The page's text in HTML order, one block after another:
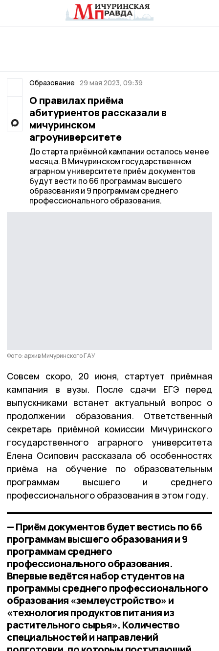
Образование 29 мая 2023, 09:39
О правилах приёма
абитуриентов рассказали в
мичуринском
агроуниверситете
До старта приёмной кампании осталось менее
месяца. В Мичуринском государственном
аграрном университете приём документов
будут вести по 66 программам высшего
образования и 9 программам среднего
профессионального образования.
Фото: архив Мичуринского ГАУ
Совсем скоро, 20 июня, стартует приёмная
кампания в вузы. После сдачи ЕГЭ перед
выпускниками встанет актуальный вопрос о
продолжении образования. Ответственный
секретарь приёмной комиссии Мичуринского
государственного аграрного университета
Елена Осипович рассказала об особенностях
приёма на обучение по образовательным
программам высшего и среднего
профессионального образования в этом году.
— Приём документов будет вестись по 66
программам высшего образования и 9
программам среднего
профессионального образования.
Впервые ведётся набор студентов на
программы среднего профессионального
образования «землеустройство» и
«технология продуктов питания из
растительного сырья». Количество
специальностей и направлений